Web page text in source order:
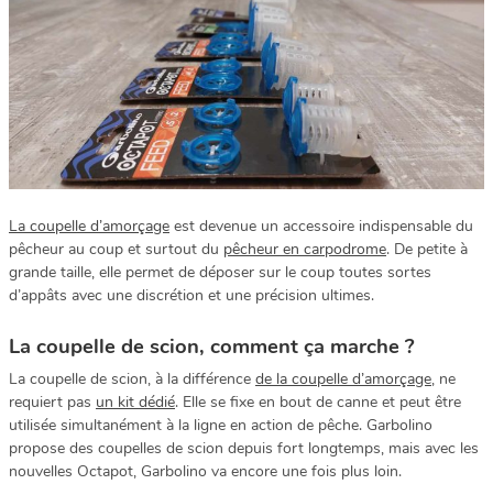
La coupelle d’amorçage est devenue un accessoire indispensable du
pêcheur au coup et surtout du pêcheur en carpodrome. De petite à
grande taille, elle permet de déposer sur le coup toutes sortes
d’appâts avec une discrétion et une précision ultimes.
La coupelle de scion, comment ça marche ?
La coupelle de scion, à la différence de la coupelle d’amorçage, ne
requiert pas un kit dédié. Elle se fixe en bout de canne et peut être
utilisée simultanément à la ligne en action de pêche. Garbolino
propose des coupelles de scion depuis fort longtemps, mais avec les
nouvelles Octapot, Garbolino va encore une fois plus loin.